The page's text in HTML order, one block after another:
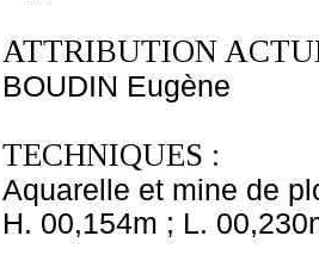
ATTRIBUTION
BOUDIN Eugène
TECHNIQUES :
Aquarelle et mine de
H. 00,154m ; L.